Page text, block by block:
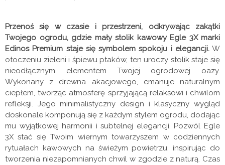
Przenoś się w czasie i przestrzeni, odkrywając zakątki
Twojego ogrodu, gdzie mały stolik kawowy Egle 3X marki
Edinos Premium staje się symbolem spokoju i elegancji.W
otoczeniu zieleni i śpiewu ptaków, ten uroczy stolik staje się
nieodłącznym elementem Twojej ogrodowej oazy.
Wykonany z drewna akacjowego, emanuje naturalnym
ciepłem, tworząc atmosferę sprzyjającą relaksowi i chwilom
refleksji. Jego minimalistyczny design i klasyczny wygląd
doskonale komponują się z każdym stylem ogrodu, dodając
mu wyjątkowej harmonii i subtelnej elegancji. Pozwól Egle
3X stać się Twoim wiernym towarzyszem w codziennych
rytuałach kawowych na świeżym powietrzu, inspirując do
tworzenia niezapomnianych chwil w zgodzie z naturą. Czas